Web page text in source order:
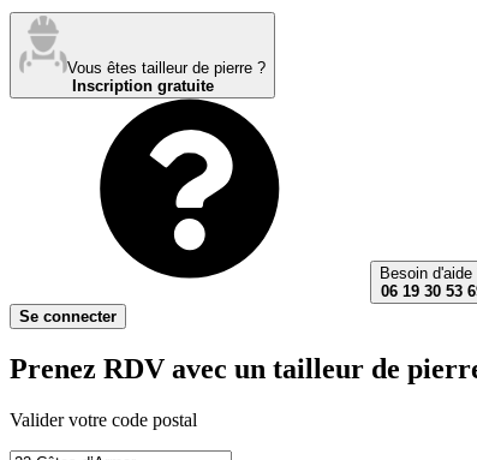
Vous êtes tailleur de pierre ?
Inscription gratuite
Besoin d'aide
06 19 30 53
Se connecter
Prenez RDV avec un tailleur de
Valider votre code postal